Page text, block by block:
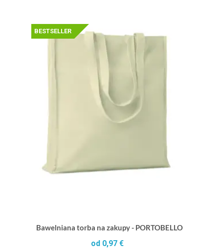
BESTSELLER
Bawelniana torba na zakupy - PORTOBELLO
od 0,97 €